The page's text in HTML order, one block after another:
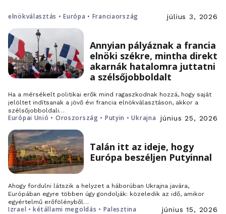
elnökválasztás • Európa • Franciaország július 3, 2026
Annyian pályáznak a francia
elnöki székre, mintha direkt
akarnák hatalomra juttatni
a szélsőjobboldalt
Ha a mérsékelt politikai erők mind ragaszkodnak hozzá, hogy saját
jelöltet indítsanak a jövő évi francia elnökválasztáson, akkor a
szélsőjobboldali…
Európai Unió • Oroszország • Putyin • Ukrajna június 25, 2026
Talán itt az ideje, hogy
Európa beszéljen Putyinnal
Ahogy fordulni látszik a helyzet a háborúban Ukrajna javára,
Európában egyre többen úgy gondolják: közeledik az idő, amikor
egyértelmű erőfölényből…
Izrael • kétállami megoldás • Palesztina június 15, 2026